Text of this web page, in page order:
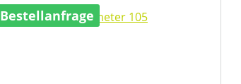
Bestellanfrage